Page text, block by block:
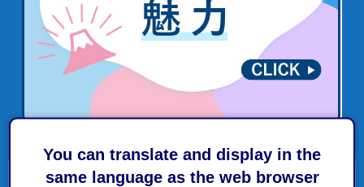
You can translate and display in the
same language as the web browser
危機管理局危機管理課 要綱一覧